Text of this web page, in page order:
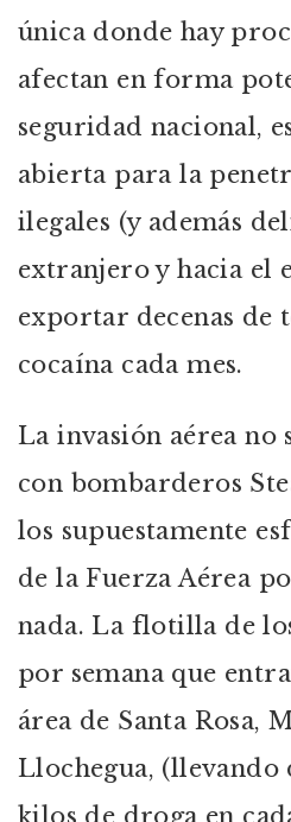
única donde hay
afectan en forma
seguridad nacional,
abierta para la
ilegales (y además
extranjero y hacia el
exportar decenas de
cocaína cada mes.
La invasión aérea no
con bombarderos
los supuestamente
de la Fuerza Aérea
nada. La flotilla de
por semana que
área de Santa Rosa,
Llochegua, (llevando
kilos de droga en